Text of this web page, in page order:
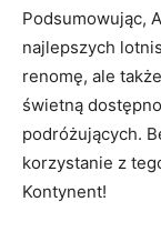
Podsumowując,
najlepszych
renomę, ale
świetną
⁤podróżujących.
korzystanie⁤ z
Kontynent!